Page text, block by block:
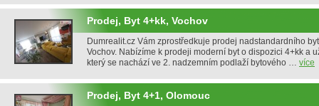
Prodej, Byt 4+kk, Vochov
Dumrealit.cz Vám zprostředkuje prodej nadstandardního
Vochov. Nabízíme k prodeji moderní byt o dispozici 4+kk a
který se nachází ve 2. nadzemním podlaží bytového … více
Prodej, Byt 4+1, Olomouc